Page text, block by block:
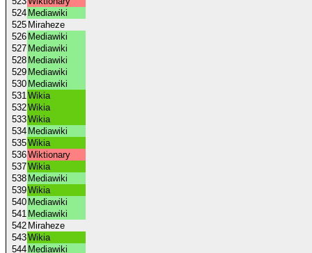
524 Mediawiki
525 Miraheze
526 Mediawiki
527 Mediawiki
528 Mediawiki
529 Mediawiki
530 Mediawiki
531Wikia
532Wikia
533Wikia
534 Mediawiki
535Wikia
536Wiktionary
537Wikia
538 Mediawiki
539Wikia
540 Mediawiki
541 Mediawiki
542 Miraheze
543Wikia
544 Mediawiki